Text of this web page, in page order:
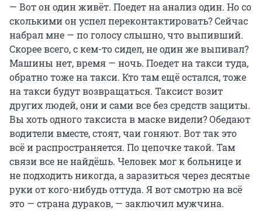
— Вот он один живёт. Поедет на анализ один. Но со
сколькими он успел переконтактировать? Сейчас
набрал мне — по голосу слышно, что выпивший.
Скорее всего, с кем-то сидел, не один же выпивал?
Машины нет, время — ночь. Поедет на такси туда,
обратно тоже на такси. Кто там ещё остался, тоже
на такси будут возвращаться. Таксист возит
других людей, они и сами все без средств защиты.
Вы хоть одного таксиста в маске видели? Обедают
водители вместе, стоят, чаи гоняют. Вот так это
всё и распространяется. По цепочке такой. Там
связи все не найдёшь. Человек мог к больнице и
не подходить никогда, а заразиться через десятые
руки от кого-нибудь оттуда. Я вот смотрю на всё
это — страна дураков, — заключил мужчина.